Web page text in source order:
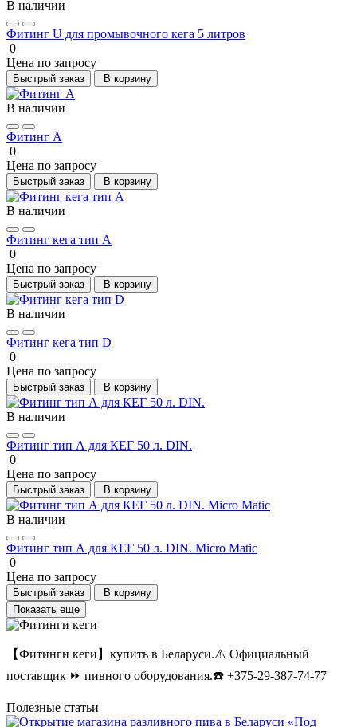
В наличии
Фитинг U для промывочного кега 5 литров
0
Цена по запросу
Быстрый заказ В корзину
В наличии
Фитинг А
0
Цена по запросу
Быстрый заказ В корзину
В наличии
Фитинг кега тип A
0
Цена по запросу
Быстрый заказ В корзину
В наличии
Фитинг кега тип D
0
Цена по запросу
Быстрый заказ В корзину
В наличии
Фитинг тип А для КЕГ 50 л. DIN.
0
Цена по запросу
Быстрый заказ В корзину
В наличии
Фитинг тип А для КЕГ 50 л. DIN. Мicro Мatic
0
Цена по запросу
Быстрый заказ
В корзину
Показать еще
【Фитинги кеги】купить в Беларуси.⚠️ Официальный
поставщик ⏩ пивного оборудования.☎️ +375-29-387-74-77
Полезные статьи